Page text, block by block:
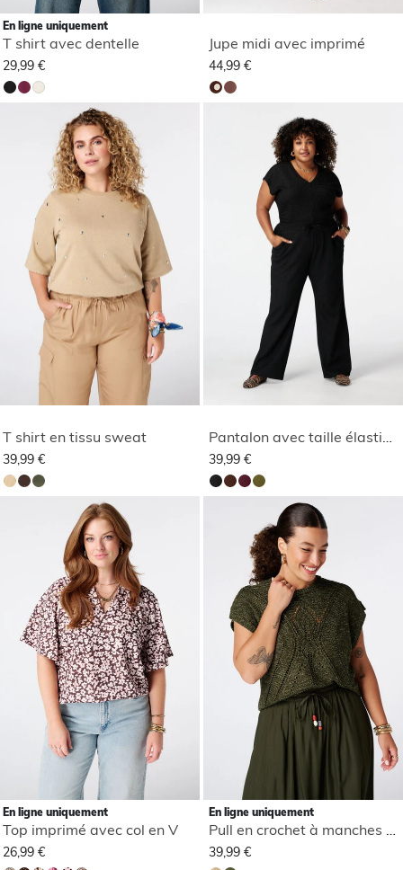
En ligne uniquement
T shirt avec dentelle
29,99 €
Jupe midi avec imprimé
44,99 €
T shirt en tissu sweat
39,99 € 39,99 €
En ligne uniquement
Top imprimé avec col en V
26,99 €
En ligne uniquement
Pull en crochet à manches courtes
39,99 €